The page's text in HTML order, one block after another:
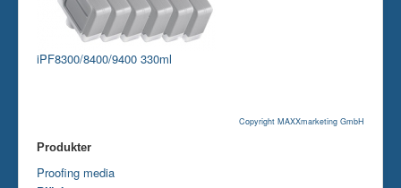
iPF8300/8400/9400 330ml
Copyright MAXXmarketing GmbH
Produkter
Proofing media